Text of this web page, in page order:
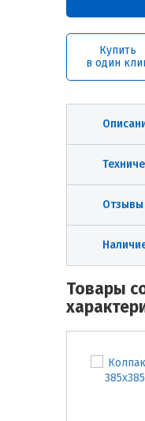
Купить
в один
Отзывы
Товары